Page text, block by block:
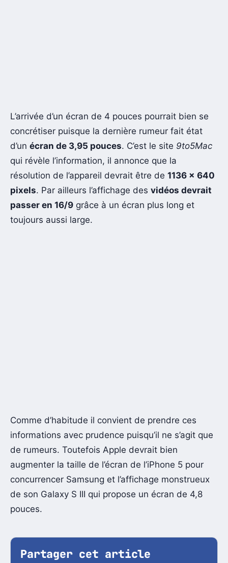
L’arrivée d’un écran de 4 pouces pourrait bien se
concrétiser puisque la dernière rumeur fait état
d’un écran de 3,95 pouces. C’est le site 9to5Mac
qui révèle l’information, il annonce que la
résolution de l’appareil devrait être de 1136 x 640
pixels. Par ailleurs l’affichage des vidéos devrait
passer en 16/9 grâce à un écran plus long et
toujours aussi large.
Comme d’habitude il convient de prendre ces
informations avec prudence puisqu’il ne s’agit que
de rumeurs. Toutefois Apple devrait bien
augmenter la taille de l’écran de l’iPhone 5 pour
concurrencer Samsung et l’affichage monstrueux
de son Galaxy S III qui propose un écran de 4,8
pouces.
Partager cet article